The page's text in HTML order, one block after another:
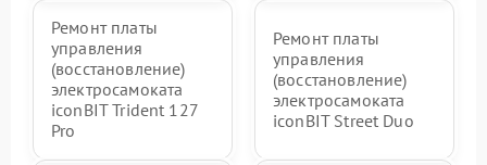
Ремонт платы
управления
(восстановление)
электросамоката
iconBIT Trident 127
Pro
Ремонт платы
управления
(восстановление)
электросамоката
iconBIT Street Duo